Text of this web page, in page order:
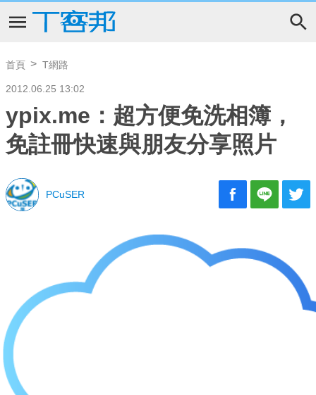
首頁 T網路
2012.06.25 13:02
ypix.me：超方便免洗相簿，
免註冊快速與朋友分享照片
PCuSER